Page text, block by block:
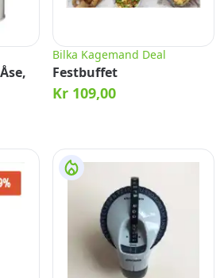
Bilka Kagemand Deal
Festbuffet
Kr 109,00